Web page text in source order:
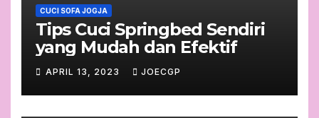
CUCI SOFA JOGJA
Tips Cuci Springbed Sendiri
yang Mudah dan Efektif
APRIL 13, 2023 JOECGP